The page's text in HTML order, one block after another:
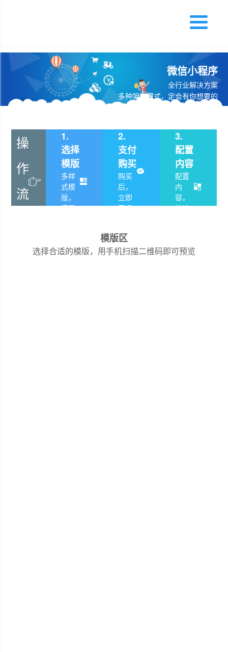
微信小程序
全行业解决方案
多种架构模式，定会有你想要的
操
作
流
1.
选择
模版
多样
式模
版，
满足
2.
支付
购买
购买
后，
立即
开通
3.
配置
内容
配置
内
容，
快速
模版区
选择合适的模版，用手机扫描二维码即可预览